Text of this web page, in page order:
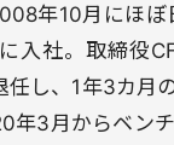
年10月にほぼ
入社。取締役
任し、1年3カ月
年3月からベン